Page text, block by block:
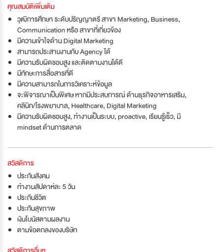
คุณสมบัติเพิ่มเติม
วุฒิการศึกษา ระดับปริญญาตรี สาขา Marketing, Business,
Communication หรือ สาขาที่เกี่ยวข้อง
มีความเข้าใจด้าน Digital Marketing
สามารถประสานงานกับ Agency ได้
มีความรับผิดชอบสูง และติดตามงานได้ดี
มีทักษะการสื่อสารที่ดี
มีความสามารถในการวิเคราะห์ข้อมูล
จะพิจารณาเป็นพิเศษ หากมีประสบการณ์ ด้านธุรกิจอาหารเสริม,
คลินิก/โรงพยาบาล, Healthcare, Digital Marketing
มีความรับผิดชอบสูง, ทำงานเป็นระบบ, proactive, เรียนรู้เร็ว, มี
mindset ด้านการตลาด
สวัสดิการ
ประกันสังคม
ทำงานสัปดาห์ละ 5 วัน
ประกันชีวิต
ประกันสุขภาพ
เงินโบนัสตามผลงาน
ตามข้อตกลงของบริษัท